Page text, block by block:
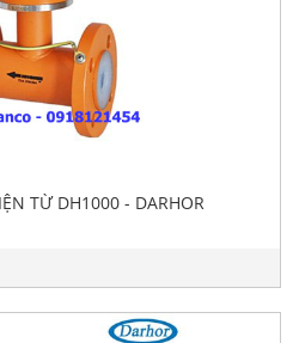
TỪ DH1000 - DARHOR